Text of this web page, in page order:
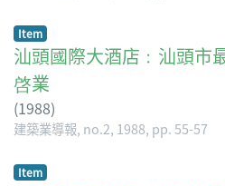
Item
汕頭國際大酒店﹕汕頭市
啓業
(1988)
建築業導報, no.2, 1988, pp. 55-57
Item